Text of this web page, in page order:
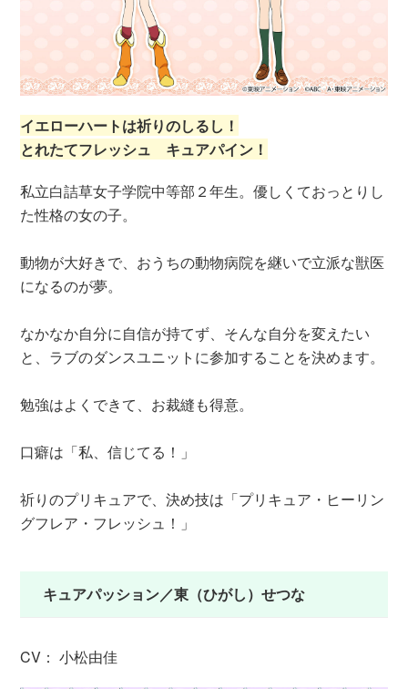
イエローハートは祈りのしるし！
とれたてフレッシュ キュアパイン！
私立白詰草女子学院中等部２年生。優しくておっとりし
た性格の女の子。
動物が大好きで、おうちの動物病院を継いで立派な獣医
になるのが夢。
なかなか自分に自信が持てず、そんな自分を変えたい
と、ラブのダンスユニットに参加することを決めます。
勉強はよくできて、お裁縫も得意。
口癖は「私、信じてる！」
祈りのプリキュアで、決め技は「プリキュア・ヒーリン
グフレア・フレッシュ！」
キュアパッション／東（ひがし）せつな
CV： 小松由佳